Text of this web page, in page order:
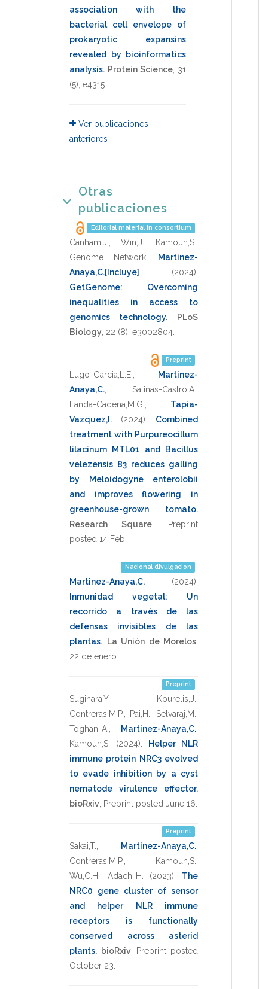
association with the
bacterial cell envelope of
prokaryotic expansins
revealed by bioinformatics
analysis. Protein Science 31
(5), e4315
Ver publicaciones
anteriores
Otras
publicaciones
Editorial material in consortium
Canham,J. Win,J. Kamoun,S.
Genome Network
Martinez-
Anaya,C.[Incluye]
(2024)
GetGenome: Overcoming
inequalities in access to
genomics technology.
PLoS
Biology 22 (8), e3002804
Preprint
Lugo-Garcia,L.E.
Martinez-
Anaya,C.
Salinas-Castro,A.
Landa-Cadena,M.G.
Tapia-
Vazquez,I.
(2024)
Combined
treatment with Purpureocillum
lilacinum MTL01 and Bacillus
velezensis 83 reduces galling
by Meloidogyne enterolobii
and improves flowering in
greenhouse-grown tomato.
Research Square
Preprint
posted 14 Feb
Nacional divulgacion
Martinez-Anaya,C. (2024)
Inmunidad vegetal: Un
recorrido a través de las
defensas invisibles de las
plantas. La Unión de Morelos
22 de enero
Preprint
Sugihara,Y. Kourelis,J.
Contreras,M.P.
Pai,H. Selvaraj,M.
Toghani,A.
Martinez-Anaya,C.
Kamoun,S.
(2024)
Helper NLR
immune protein NRC3 evolved
to evade inhibition by a cyst
nematode virulence effector.
bioRxiv Preprint posted June 16
Preprint
Sakai,T. Martinez-Anaya,C.
Contreras,M.P.
Kamoun,S.
Wu,C.H.
Adachi,H. (2023)
The
NRC0 gene cluster of sensor
and helper NLR immune
receptors is functionally
conserved across asterid
plants. bioRxiv, Preprint posted
October 23